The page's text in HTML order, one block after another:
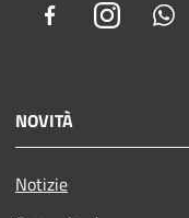
FacebookInstagram
NOVITÀ
Notizie